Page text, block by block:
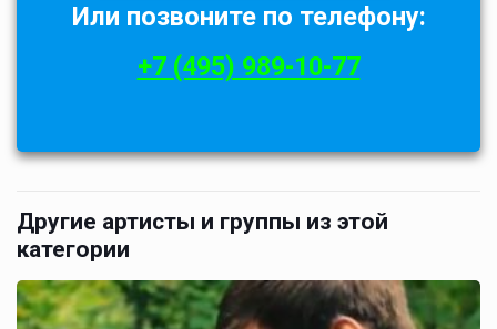
Или позвоните по телефону:
+7 (495) 989-10-77
Другие артисты и группы из этой
категории